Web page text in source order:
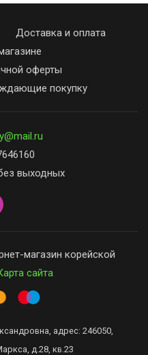
Доставка и оплата
оферты
покупку
выходных
магазин корейской
сайта
адрес: 246050,
д.28, кв.23